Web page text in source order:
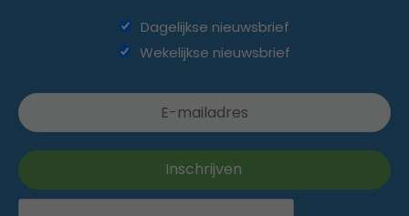
Dagelijkse nieuwsbrief
Wekelijkse nieuwsbrief